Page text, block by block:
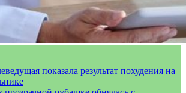
показала результат похудения на